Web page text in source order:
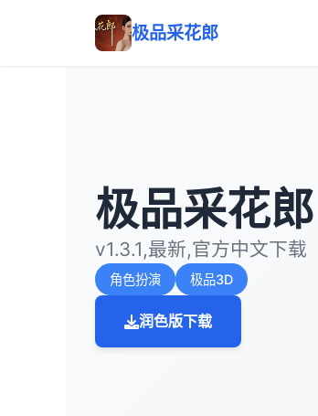
极品采花郎
极品采花郎
v1.3.1,最新,官方中文下载
角色扮演 极品3D
润色版下载